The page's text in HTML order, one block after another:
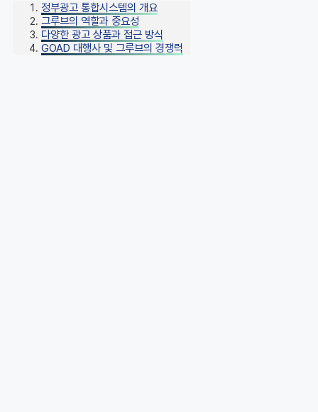
정부광고 통합시스템의 개요
그루브의 역할과 중요성
다양한 광고 상품과 접근 방식
GOAD 대행사 및 그루브의 경쟁력